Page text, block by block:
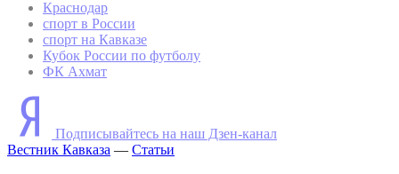
Краснодар
спорт в России
спорт на Кавказе
Кубок России по футболу
ФК Ахмат
Подписывайтесь на наш Дзен-канал
Вестник Кавказа — Статьи